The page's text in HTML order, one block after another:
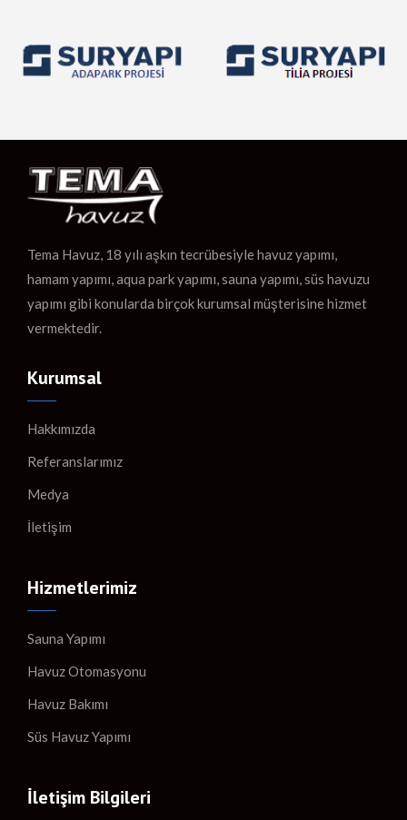
Tema Havuz, 18 yılı aşkın tecrübesiyle havuz yapımı,
hamam yapımı, aqua park yapımı, sauna yapımı, süs havuzu
yapımı gibi konularda birçok kurumsal müşterisine hizmet
vermektedir.
Kurumsal
Hakkımızda
Referanslarımız
Medya
İletişim
Hizmetlerimiz
Sauna Yapımı
Havuz Otomasyonu
Havuz Bakımı
Süs Havuz Yapımı
İletişim Bilgileri